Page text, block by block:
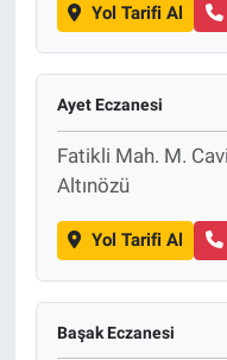
Yol Tarifi Al
Ayet Eczanesi
Fatikli Mah. M.
Altınözü
Yol Tarifi Al
Başak Eczanesi